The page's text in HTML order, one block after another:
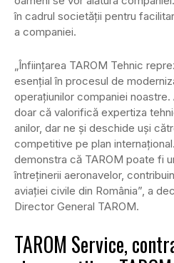
în cadrul societății pentru
a companiei.
„Înființarea TAROM Tehnic
esențial în procesul de
operațiunilor companiei
doar că valorifică expertiza
anilor, dar ne și deschide uși
competitive pe plan
demonstra că TAROM poate fi
întreținerii aeronavelor,
aviației civile din România”, a
Director General TAROM.
TAROM Service,